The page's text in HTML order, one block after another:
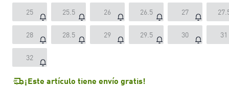
25 25.5 26 26.5 27
28 28.5 29 29.5 30 31
32
¡Este artículo tiene envío gratis!